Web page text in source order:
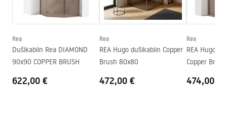
Maksimaalne kõrgus
1340mm
Rõhu reguleerimine
Jah
Anti-Calc süsteem
Jah
Kattetehnoloogia
PVD
Warranty_Terms_and_Conditions_Faucets_-_5.pdf
Rea
Dušikabiin Rea DIAMOND
90x90 COPPER BRUSH
622,00 €
Rea
REA Hugo dušikabiin Copper
Brush 80x80
472,00 €
Rea
REA Hugo
Copper Brush
474,00 €